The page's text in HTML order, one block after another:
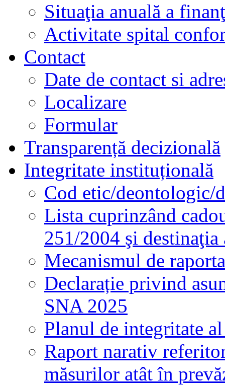
Situaţia anuală a
Activitate spital
Contact
Date de contact si
Localizare
Formular
Transparență decizională
Integritate instituțională
Cod etic/deontologic/
Lista cuprinzând
251/2004 şi destinaţia
Mecanismul de
Declarație privind
SNA 2025
Planul de integritate
Raport narativ
măsurilor atât în